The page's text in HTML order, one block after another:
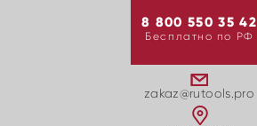
8 800 550 35 42
Бесплатно по РФ
zakaz@rutools.pro